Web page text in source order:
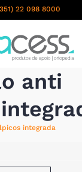
22 098 8000
anti
integrada